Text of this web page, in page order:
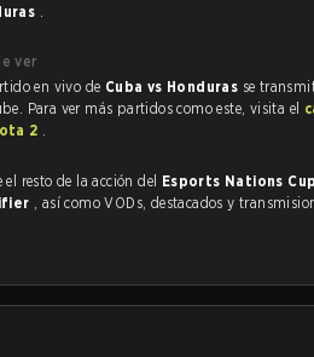
.
ver
en vivo de Cuba vs Honduras se
Para ver más partidos como este, visita el
2 .
el resto de la acción del Esports Nations
, así como VODs, destacados y